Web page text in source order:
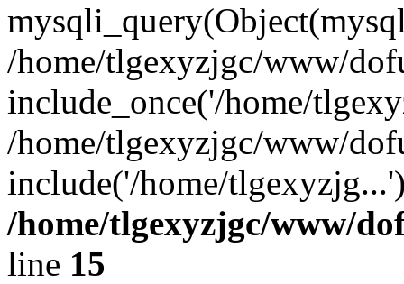
/home/tlgexyzjgc/www/
include_once('/home/
/home/tlgexyzjgc/www/
include('/home/
/home/tlgexyzjgc/www/
line 15